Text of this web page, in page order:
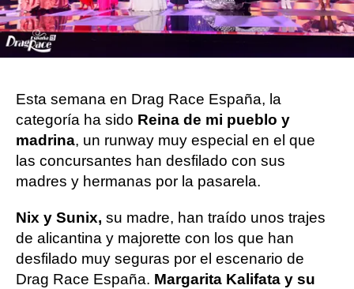
Whatsapp
Esta semana en Drag Race España, la
categoría ha sido Reina de mi pueblo y
madrina, un runway muy especial en el que
las concursantes han desfilado con sus
madres y hermanas por la pasarela.
Nix y Sunix, su madre, han traído unos trajes
de alicantina y majorette con los que han
desfilado muy seguras por el escenario de
Drag Race España. Margarita Kalifata y su